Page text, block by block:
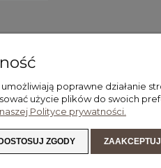
MOJE KONTO
TWOJE ZAMÓWIENIA
poprawne działanie
użycie plików do swoich
Polityce prywatności.
DOSTOSUJ ZGODY